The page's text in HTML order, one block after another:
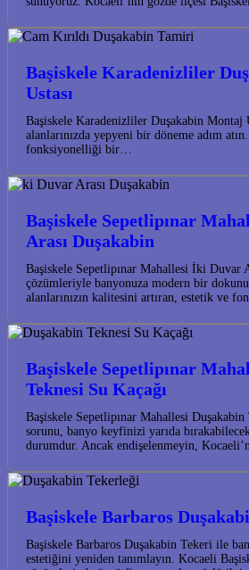
Başiskele Karadenizliler
Ustası
Başiskele Karadenizliler Duşakabin Montaj
alanlarınızda yepyeni bir döneme adım
fonksiyonelliği bir…
Başiskele Sepetlipınar
Arası Duşakabin
Başiskele Sepetlipınar Mahallesi İki Duvar
çözümleriyle banyonuza modern bir
alanlarınızın kalitesini artıran, estetik ve
Başiskele Sepetlipınar
Teknesi Su Kaçağı
Başiskele Sepetlipınar Mahallesi Duşakabin
sorunu, banyo keyfinizi yarıda
durumdur. Ancak endişelenmeyin,
Başiskele Barbaros
Başiskele Barbaros Duşakabin Tekeri ile
estetiğini yeniden tanımlayın. Kocaeli